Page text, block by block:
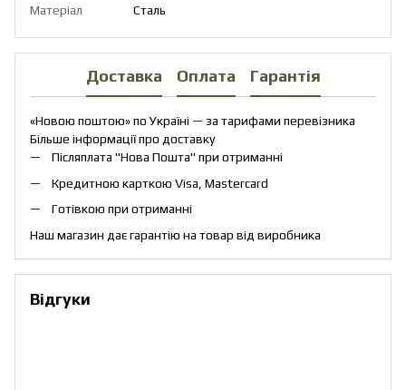
Матеріал
Сталь
Доставка Оплата Гарантія
«Новою поштою» по Україні — за тарифами перевізника
Більше інформації про доставку
Післяплата "Нова Пошта" при отриманні
Кредитною карткою Visa, Mastercard
Готівкою при отриманні
Наш магазин дає гарантію на товар від виробника
Відгуки